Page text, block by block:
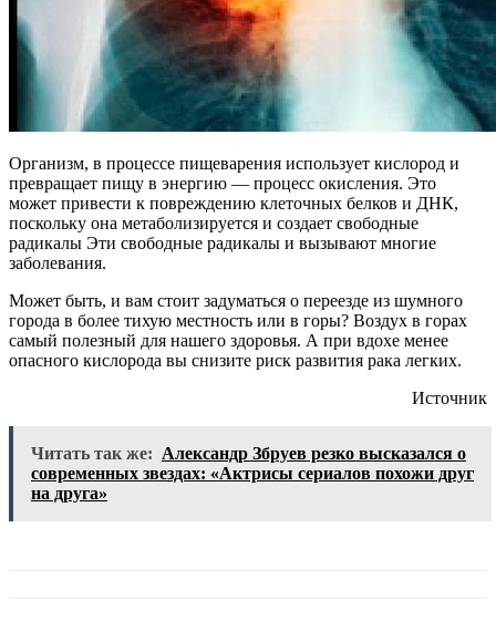
Организм, в процессе пищеварения использует кислород и
превращает пищу в энергию — процесс окисления. Это
может привести к повреждению клеточных белков и ДНК,
поскольку она метаболизируется и создает свободные
радикалы Эти свободные радикалы и вызывают многие
заболевания.
Может быть, и вам стоит задуматься о переезде из шумного
города в более тихую местность или в горы? Воздух в горах
самый полезный для нашего здоровья. А при вдохе менее
опасного кислорода вы снизите риск развития рака легких.
Источник
Читать так же: Александр Збруев резко высказался о
современных звездах: «Актрисы сериалов похожи друг
на друга»